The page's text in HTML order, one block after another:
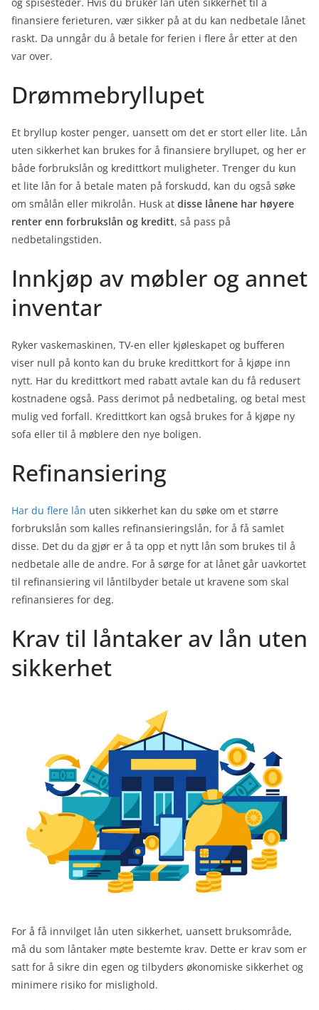
finansiere ferieturen, vær sikker på at du kan nedbetale lånet
raskt. Da unngår du å betale for ferien i flere år etter at den
var over.
Drømmebryllupet
Et bryllup koster penger, uansett om det er stort eller lite. Lån
uten sikkerhet kan brukes for å finansiere bryllupet, og her er
både forbrukslån og kredittkort muligheter. Trenger du kun
et lite lån for å betale maten på forskudd, kan du også søke
om smålån eller mikrolån. Husk at disse lånene har høyere
renter enn forbrukslån og kreditt, så pass på
nedbetalingstiden.
Innkjøp av møbler og annet
inventar
Ryker vaskemaskinen, TV-en eller kjøleskapet og bufferen
viser null på konto kan du bruke kredittkort for å kjøpe inn
nytt. Har du kredittkort med rabatt avtale kan du få redusert
kostnadene også. Pass derimot på nedbetaling, og betal mest
mulig ved forfall. Kredittkort kan også brukes for å kjøpe ny
sofa eller til å møblere den nye boligen.
Refinansiering
Har du flere lån uten sikkerhet kan du søke om et større
forbrukslån som kalles refinansieringslån, for å få samlet
disse. Det du da gjør er å ta opp et nytt lån som brukes til å
nedbetale alle de andre. For å sørge for at lånet går uavkortet
til refinansiering vil låntilbyder betale ut kravene som skal
refinansieres for deg.
Krav til låntaker av lån uten
sikkerhet
For å få innvilget lån uten sikkerhet, uansett bruksområde,
må du som låntaker møte bestemte krav. Dette er krav som er
satt for å sikre din egen og tilbyders økonomiske sikkerhet og
minimere risiko for mislighold.